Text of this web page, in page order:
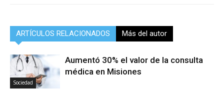
ARTÍCULOS RELACIONADOS Más del autor
Sociedad
Aumentó 30% el valor de la consulta
médica en Misiones